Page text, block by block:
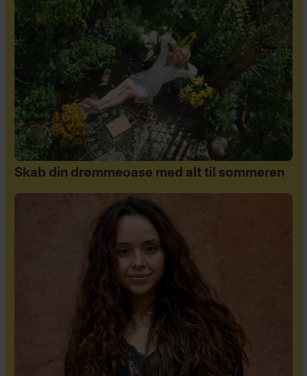
Skab din drømmeoase med alt til sommeren